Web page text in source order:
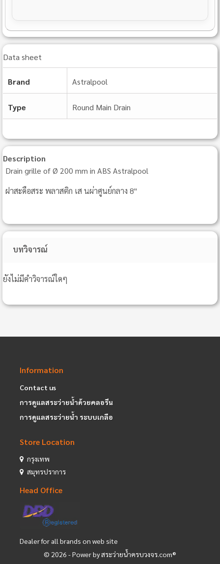
Data sheet
Brand Astralpool
Type Round Main Drain
Description
Drain grille of Ø 200 mm in ABS Astralpool
ฝาสะดือสระ พลาสติก เส นผ่าศูนย์กลาง 8"
บทวิจารณ์
ยังไม่มีคำวิจารณ์ใดๆ
Information
Contact us
การดูแลสระว่ายน้ำด้วยคลอรีน
การดูแลสระว่ายน้ำ ระบบเกลือ
Store Location
กรุงเทพ
สมุทรปราการ
Head Office
Dealer for all brands on web site
© 2026 - Power by สระว่ายน้ำครบวงจร.com®